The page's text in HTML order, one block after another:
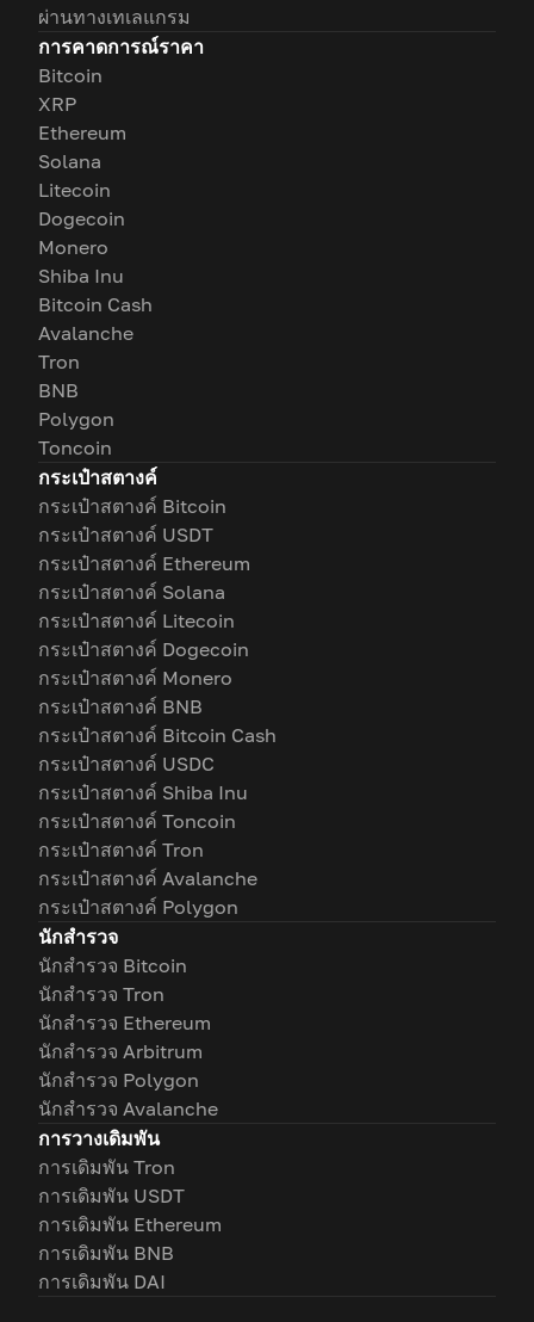
ผ่านทางเทเลแกรม
การคาดการณ์ราคา
Bitcoin
XRP
Ethereum
Solana
Litecoin
Dogecoin
Monero
Shiba Inu
Bitcoin Cash
Avalanche
Tron
BNB
Polygon
Toncoin
กระเป๋าสตางค์
กระเป๋าสตางค์ Bitcoin
กระเป๋าสตางค์ USDT
กระเป๋าสตางค์ Ethereum
กระเป๋าสตางค์ Solana
กระเป๋าสตางค์ Litecoin
กระเป๋าสตางค์ Dogecoin
กระเป๋าสตางค์ Monero
กระเป๋าสตางค์ BNB
กระเป๋าสตางค์ Bitcoin Cash
กระเป๋าสตางค์ USDC
กระเป๋าสตางค์ Shiba Inu
กระเป๋าสตางค์ Toncoin
กระเป๋าสตางค์ Tron
กระเป๋าสตางค์ Avalanche
กระเป๋าสตางค์ Polygon
นักสำรวจ
นักสำรวจ Bitcoin
นักสำรวจ Tron
นักสำรวจ Ethereum
นักสำรวจ Arbitrum
นักสำรวจ Polygon
นักสำรวจ Avalanche
การวางเดิมพัน
การเดิมพัน Tron
การเดิมพัน USDT
การเดิมพัน Ethereum
การเดิมพัน BNB
การเดิมพัน DAI